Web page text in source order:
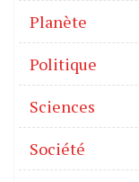
Planète
Politique
Sciences
Société